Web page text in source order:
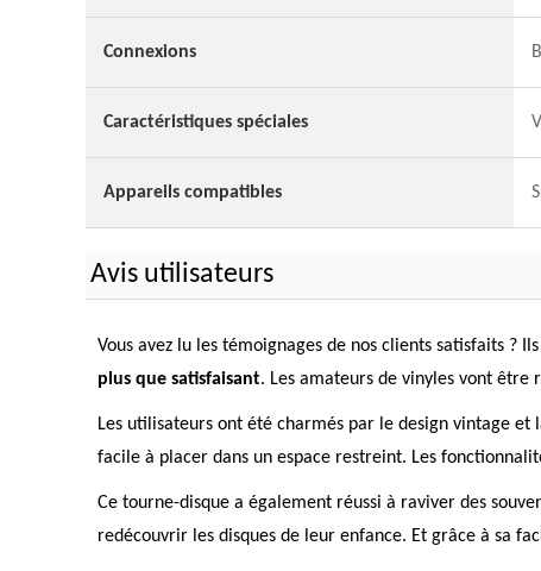
Connexions
Caractéristiques spéciales
Appareils compatibles
Avis utilisateurs
Vous avez lu les témoignages de nos clients satisfaits ?
plus que satisfaisant. Les amateurs de vinyles vont
Les utilisateurs ont été charmés par le design vintage
facile à placer dans un espace restreint. Les
Ce tourne-disque a également réussi à raviver des
redécouvrir les disques de leur enfance. Et grâce à sa